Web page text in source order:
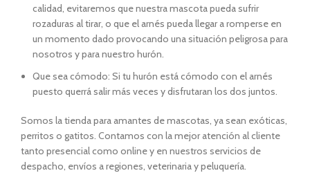
calidad, evitaremos que nuestra mascota pueda sufrir
rozaduras al tirar, o que el arnés pueda llegar a romperse en
un momento dado provocando una situación peligrosa para
nosotros y para nuestro hurón.
Que sea cómodo: Si tu hurón está cómodo con el arnés
puesto querrá salir más veces y disfrutaran los dos juntos.
Somos la tienda para amantes de mascotas, ya sean exóticas,
perritos o gatitos. Contamos con la mejor atención al cliente
tanto presencial como online y en nuestros servicios de
despacho, envíos a regiones, veterinaria y peluquería.